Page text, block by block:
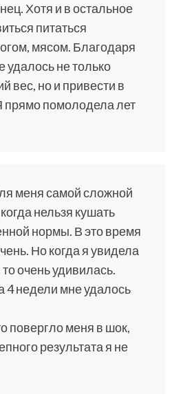
Хотя и в остальное
питаться
мясом. Благодаря
удалось не только
вес, но и привести в
прямо помолодела лет
меня самой сложной
нельзя кушать
нормы. В это время
Но когда я увидела
очень удивилась.
4 недели мне удалось
повергло меня в шок,
результата я не